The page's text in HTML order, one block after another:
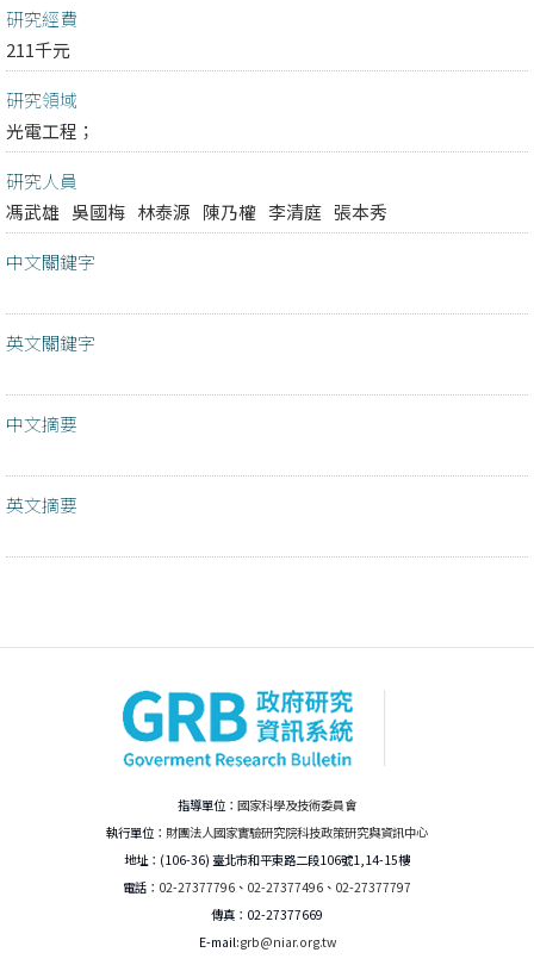
研究經費
211千元
研究領域
光電工程；
研究人員
馮武雄 吳國梅 林泰源 陳乃權 李清庭 張本秀
中文關鍵字
英文關鍵字
中文摘要
英文摘要
指導單位： 國家科學及技術委員會
執行單位： 財團法人國家實驗研究院科技政策研究與資訊中心
地址：(106-36) 臺北市和平東路二段106號1,14-15樓
電話： 02-27377796 、 02-27377496 、 02-27377797
傳真：02-27377669
E-mail:grb@niar.org.tw